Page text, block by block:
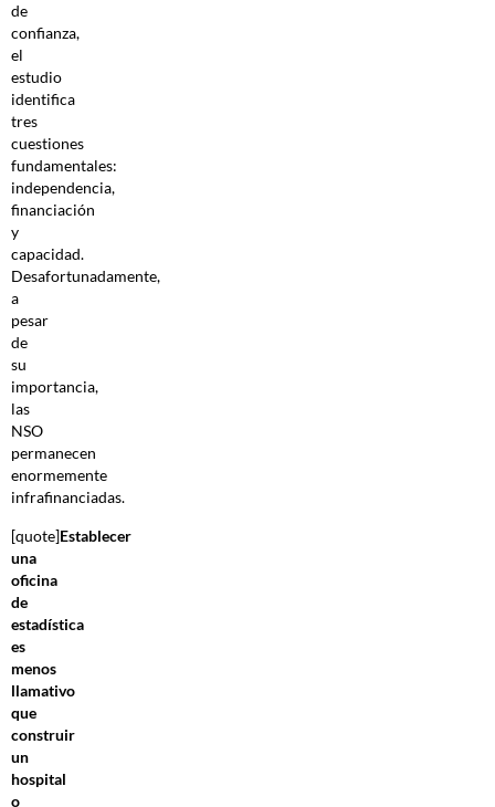
de
confianza,
el
estudio
identifica
tres
cuestiones
fundamentales:
independencia,
financiación
y
capacidad.
Desafortunadamente,
a
pesar
de
su
importancia,
las
NSO
permanecen
enormemente
infrafinanciadas.
[quote]Establecer
una
oficina
de
estadística
es
menos
llamativo
que
construir
un
hospital
o